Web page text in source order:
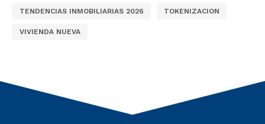
TENDENCIAS INMOBILIARIAS 2026 TOKENIZACION
VIVIENDA NUEVA